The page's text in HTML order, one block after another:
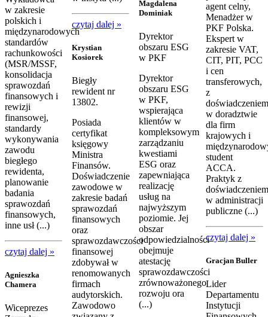
w zakresie
polskich i
międzynarodowych
standardów
rachunkowości
(MSR/MSSF,
konsolidacja
sprawozdań
finansowych i
rewizji
finansowej,
standardy
wykonywania
zawodu
biegłego
rewidenta,
planowanie
badania
sprawozdań
finansowych,
inne usł (...)
czytaj dalej »
Agnieszka
Chamera
Wiceprezes
czytaj dalej »
Krystian
Kosiorek
Biegły
rewident nr
13802.
Posiada
certyfikat
księgowy
Ministra
Finansów.
Doświadczenie
zawodowe w
zakresie badań
sprawozdań
finansowych
oraz
sprawozdawczości
finansowej
zdobywał w
renomowanych
firmach
audytorskich.
Zawodowo
Magdalena
Dominiak
Dyrektor
obszaru ESG
w PKF
Dyrektor
obszaru ESG
w PKF,
wspierająca
klientów w
kompleksowym
zarządzaniu
kwestiami
ESG oraz
zapewniająca
realizację
usług na
najwyższym
poziomie. Jej
obszar
odpowiedzialności
obejmuje
atestację
sprawozdawczości
zrównoważonego
rozwoju ora
(...)
agent celny,
Menadżer w
PKF Polska.
Ekspert w
zakresie VAT,
CIT, PIT, PCC
i cen
transferowych,
z
doświadczeniem
w doradztwie
dla firm
krajowych i
student
ACCA.
Praktyk z
doświadczeniem
w administracji
publiczne (...)
czytaj dalej »
Gracjan Buller
Lider
Departamentu
Instytucji